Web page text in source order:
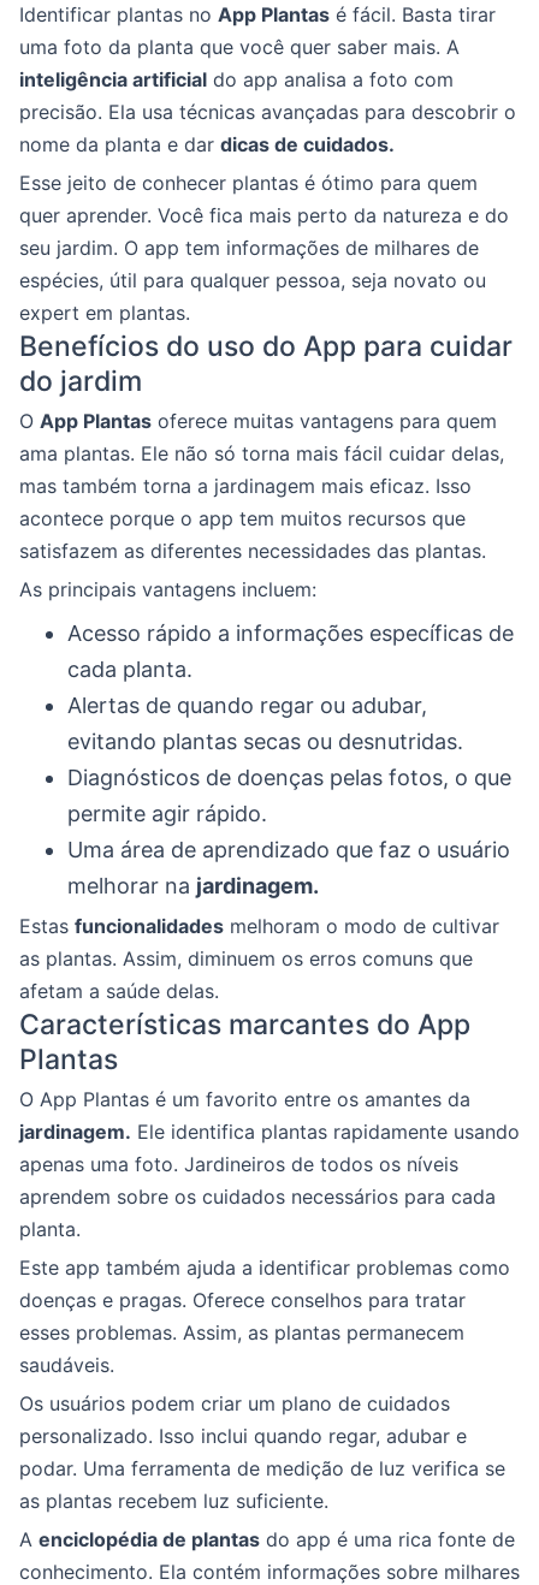
Identificar plantas no App Plantas é fácil. Basta tirar
uma foto da planta que você quer saber mais. A
inteligência artificial do app analisa a foto com
precisão. Ela usa técnicas avançadas para descobrir o
nome da planta e dar dicas de cuidados.
Esse jeito de conhecer plantas é ótimo para quem
quer aprender. Você fica mais perto da natureza e do
seu jardim. O app tem informações de milhares de
espécies, útil para qualquer pessoa, seja novato ou
expert em plantas.
Benefícios do uso do App para cuidar
do jardim
O App Plantas oferece muitas vantagens para quem
ama plantas. Ele não só torna mais fácil cuidar delas,
mas também torna a jardinagem mais eficaz. Isso
acontece porque o app tem muitos recursos que
satisfazem as diferentes necessidades das plantas.
As principais vantagens incluem:
Acesso rápido a informações específicas de
cada planta.
Alertas de quando regar ou adubar,
evitando plantas secas ou desnutridas.
Diagnósticos de doenças pelas fotos, o que
permite agir rápido.
Uma área de aprendizado que faz o usuário
melhorar na jardinagem.
Estas funcionalidades melhoram o modo de cultivar
as plantas. Assim, diminuem os erros comuns que
afetam a saúde delas.
Características marcantes do App
Plantas
O App Plantas é um favorito entre os amantes da
jardinagem. Ele identifica plantas rapidamente usando
apenas uma foto. Jardineiros de todos os níveis
aprendem sobre os cuidados necessários para cada
planta.
Este app também ajuda a identificar problemas como
doenças e pragas. Oferece conselhos para tratar
esses problemas. Assim, as plantas permanecem
saudáveis.
Os usuários podem criar um plano de cuidados
personalizado. Isso inclui quando regar, adubar e
podar. Uma ferramenta de medição de luz verifica se
as plantas recebem luz suficiente.
A enciclopédia de plantas do app é uma rica fonte de
conhecimento. Ela contém informações sobre milhares